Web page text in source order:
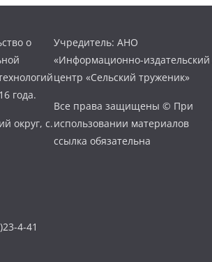
о
года.
округ, с.
4-41
Учредитель: АНО
«Информационно-издательский
центр «Сельский труженик»
Все права защищены © При
использовании материалов
ссылка обязательна